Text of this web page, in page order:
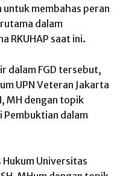
membahas peran
dalam
RKUHAP saat ini.
dalam FGD tersebut,
UPN Veteran Jakarta
MH dengan topik
Pembuktian dalam
Hukum Universitas